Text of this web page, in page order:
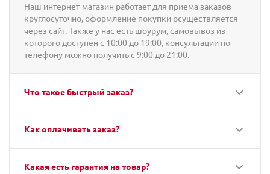
Наш интернет-магазин работает для приема заказов
круглосуточно, оформление покупки осуществляется
через сайт. Также у нас есть шоурум, самовывоз из
которого доступен с 10:00 до 19:00, консультации по
телефону можно получить с 9:00 до 21:00.
Что такое быстрый заказ?
Как оплачивать заказ?
Какая есть гарантия на товар?